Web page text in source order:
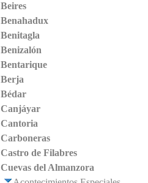
Beires
Benahadux
Benitagla
Benizalón
Bentarique
Berja
Bédar
Canjáyar
Cantoria
Carboneras
Castro de Filabres
Cuevas del Almanzora